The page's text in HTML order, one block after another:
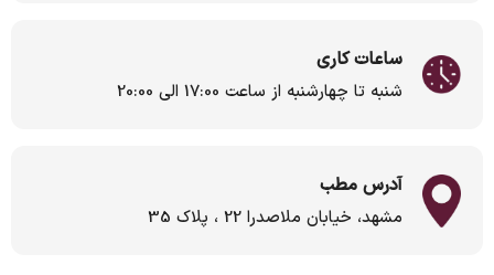
ساعات کاری
شنبه تا چهارشنبه از ساعت 17:00 الی 20:00
آدرس مطب
مشهد، خیابان ملاصدرا 22 ، پلاک 35